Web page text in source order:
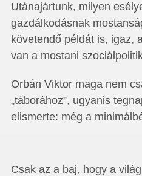
Utánajártunk, milyen
gazdálkodásnak
követendő példát is, igaz,
van a mostani
Orbán Viktor maga nem
„táborához”, ugyanis
elismerte: még a
Csak az a baj, hogy a